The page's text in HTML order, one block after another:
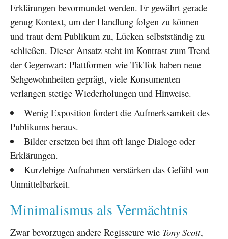
Erklärungen bevormundet werden. Er gewährt gerade
genug Kontext, um der Handlung folgen zu können –
und traut dem Publikum zu, Lücken selbstständig zu
schließen. Dieser Ansatz steht im Kontrast zum Trend
der Gegenwart: Plattformen wie TikTok haben neue
Sehgewohnheiten geprägt, viele Konsumenten
verlangen stetige Wiederholungen und Hinweise.
Wenig Exposition fordert die Aufmerksamkeit des
Publikums heraus.
Bilder ersetzen bei ihm oft lange Dialoge oder
Erklärungen.
Kurzlebige Aufnahmen verstärken das Gefühl von
Unmittelbarkeit.
Minimalismus als Vermächtnis
Zwar bevorzugen andere Regisseure wie Tony Scott,